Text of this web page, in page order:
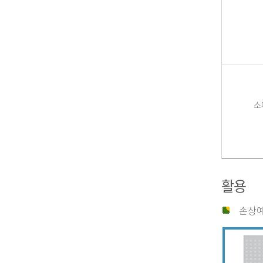
활용
손상